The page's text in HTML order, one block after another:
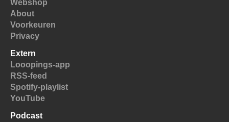
Webshop
About
Voorkeuren
Privacy
Extern
Looopings-app
RSS-feed
Spotify-playlist
YouTube
Podcast